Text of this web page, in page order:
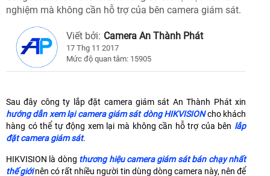
nghiệm mà không cần hỗ trợ của bên camera giám sát.
Viết bởi: Camera An Thành Phát
17 Thg 11 2017
Mức độ quan tâm: 15905
Sau đây công ty lắp đặt camera giám sát An Thành Phát xin
hướng dẫn xem lại camera giám sát dòng HIKVISIONcho khách
hàng có thể tự động xem lại mà không cần hỗ trợ của bên lắp
đặt camera giám sát.
HIKVISION là dòng thương hiệu camera giám sát bán chạy nhất
thế giớinên có rất nhiều người tin dùng dòng camera này, nên để